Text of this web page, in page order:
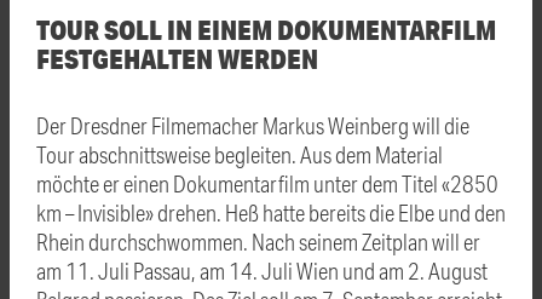
TOUR SOLL IN EINEM DOKUMENTARFILM
FESTGEHALTEN WERDEN
Der Dresdner Filmemacher Markus Weinberg will die
Tour abschnittsweise begleiten. Aus dem Material
möchte er einen Dokumentarfilm unter dem Titel «2850
km – Invisible» drehen. Heß hatte bereits die Elbe und den
Rhein durchschwommen. Nach seinem Zeitplan will er
am 11. Juli Passau, am 14. Juli Wien und am 2. August